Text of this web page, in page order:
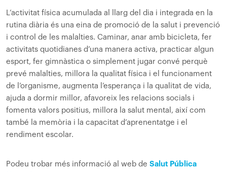
L’activitat física acumulada al llarg del dia i integrada en la
rutina diària és una eina de promoció de la salut i prevenció
i control de les malalties. Caminar, anar amb bicicleta, fer
activitats quotidianes d’una manera activa, practicar algun
esport, fer gimnàstica o simplement jugar convé perquè
prevé malalties, millora la qualitat física i el funcionament
de l’organisme, augmenta l’esperança i la qualitat de vida,
ajuda a dormir millor, afavoreix les relacions socials i
fomenta valors positius, millora la salut mental, així com
també la memòria i la capacitat d’aprenentatge i el
rendiment escolar.
Podeu trobar més informació al web de Salut Pública